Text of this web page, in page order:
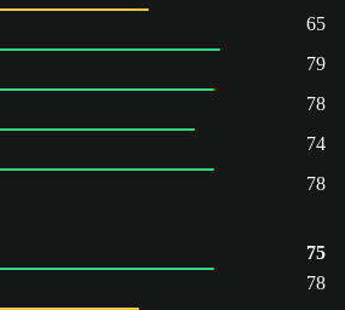
65
79
78
74
78
75
78